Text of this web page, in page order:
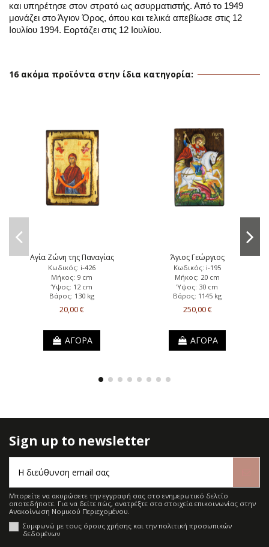
και υπηρέτησε στον στρατό ως ασυρματιστής. Από το 1949
μονάζει στο Άγιον Όρος, όπου και τελικά απεβίωσε στις 12
Ιουλίου 1994. Εορτάζει στις 12 Ιουλίου.
16 ακόμα προϊόντα στην ίδια κατηγορία:
Αγία Ζώνη της Παναγίας
Κωδικός: i-426
Μήκος: 9 cm
Ύψος: 12 cm
Βάρος: 130 kg
20,00 €
ΑΓΟΡΑ
Άγιος Γεώργιος
Κωδικός: i-195
Μήκος: 20 cm
Ύψος: 30 cm
Βάρος: 1145 kg
250,00 €
ΑΓΟΡΑ
Sign up to newsletter
Μπορείτε να ακυρώσετε την εγγραφή σας στο ενημερωτικό δελτίο
οποτεδήποτε. Για να δείτε πώς, ανατρέξτε στα στοιχεία επικοινωνίας στην
Ανακοίνωση Νομικού Περιεχομένου.
Συμφωνώ με τους όρους χρήσης και την πολιτική προσωπικών
δεδομένων